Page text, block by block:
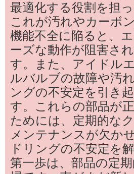
最適化する役割を担
これが汚れやカーボ
機能不全に陥ると、
ーズな動作が阻害さ
す。また、アイドル
ルバルブの故障や汚
ングの不安定を引き
す。これらの部品が
ためには、定期的な
メンテナンスが欠か
ドリングの不安定を
第一歩は、部品の定